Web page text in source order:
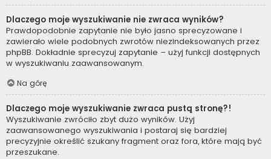
Dlaczego moje wyszukiwanie nie zwraca wyników?
Prawdopodobnie zapytanie nie było jasno sprecyzowane i
zawierało wiele podobnych zwrotów niezindeksowanych przez
phpBB. Dokładnie sprecyzuj zapytanie – użyj funkcji dostępnych
w wyszukiwaniu zaawansowanym.
Na górę
Dlaczego moje wyszukiwanie zwraca pustą stronę?!
Wyszukiwanie zwróciło zbyt dużo wyników. Użyj
zaawansowanego wyszukiwania i postaraj się bardziej
precyzyjnie określić szukany fragment oraz fora, które mają być
przeszukane.